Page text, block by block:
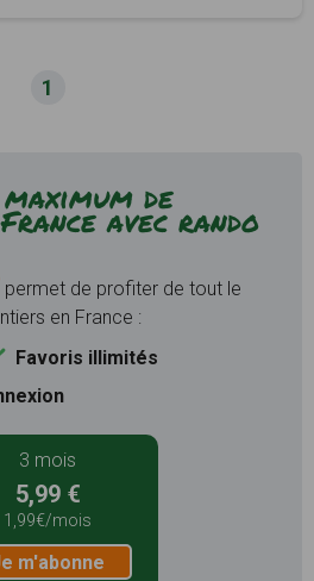
1
de
avec rando
permet de profiter de tout le
en France :
Favoris illimités
3 mois
5,99 €
1,99€/mois
m'abonne